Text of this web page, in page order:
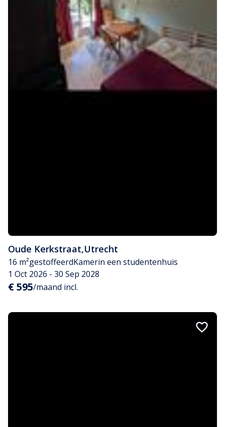
Oude Kerkstraat,Utrecht
16 m²gestoffeerdKamerin een studentenhuis
1 Oct 2026 - 30 Sep 2028
€ 595/maand incl.